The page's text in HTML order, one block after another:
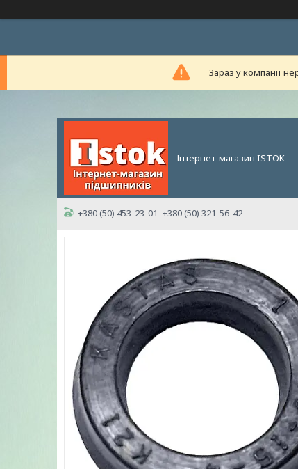
Зараз у компанії
Інтернет-магазин ISTOK
+380 (50) 453-23-01 +380 (50) 321-56-42